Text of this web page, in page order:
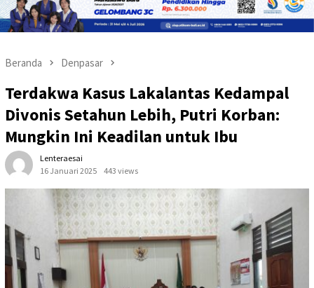
Beranda Denpasar
Terdakwa Kasus Lakalantas Kedampal
Divonis Setahun Lebih, Putri Korban:
Mungkin Ini Keadilan untuk Ibu
Lenteraesai
16 Januari 2025
443 views